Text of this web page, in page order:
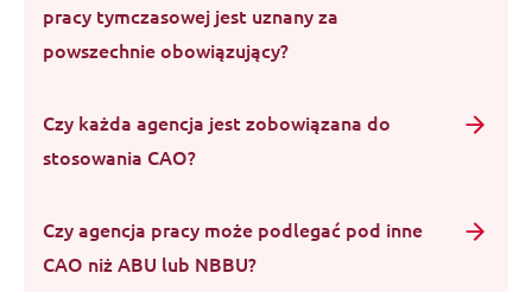
pracy tymczasowej jest uznany za
powszechnie obowiązujący?
Czy każda agencja jest zobowiązana do
stosowania CAO?
Czy agencja pracy może podlegać pod inne
CAO niż ABU lub NBBU?